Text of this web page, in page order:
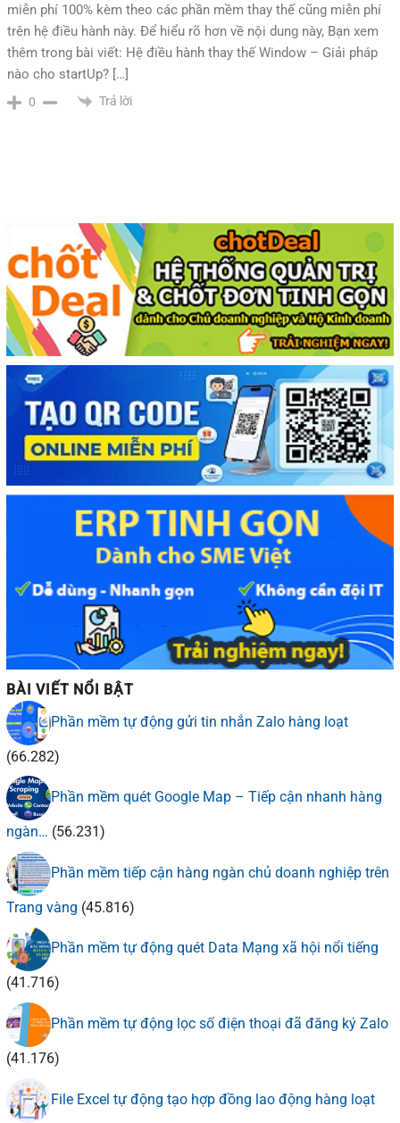
miễn phí 100% kèm theo các phần mềm thay thế cũng miễn phí
trên hệ điều hành này. Để hiểu rõ hơn về nội dung này, Bạn xem
thêm trong bài viết: Hệ điều hành thay thế Window – Giải pháp
nào cho startUp? […]
0 Trả lời
BÀI VIẾT NỔI BẬT
Phần mềm tự động gửi tin nhắn Zalo hàng loạt
(66.282)
Phần mềm quét Google Map – Tiếp cận nhanh hàng
ngàn… (56.231)
Phần mềm tiếp cận hàng ngàn chủ doanh nghiệp trên
Trang vàng (45.816)
Phần mềm tự động quét Data Mạng xã hội nổi tiếng
(41.716)
Phần mềm tự động lọc số điện thoại đã đăng ký Zalo
(41.176)
File Excel tự động tạo hợp đồng lao động hàng loạt